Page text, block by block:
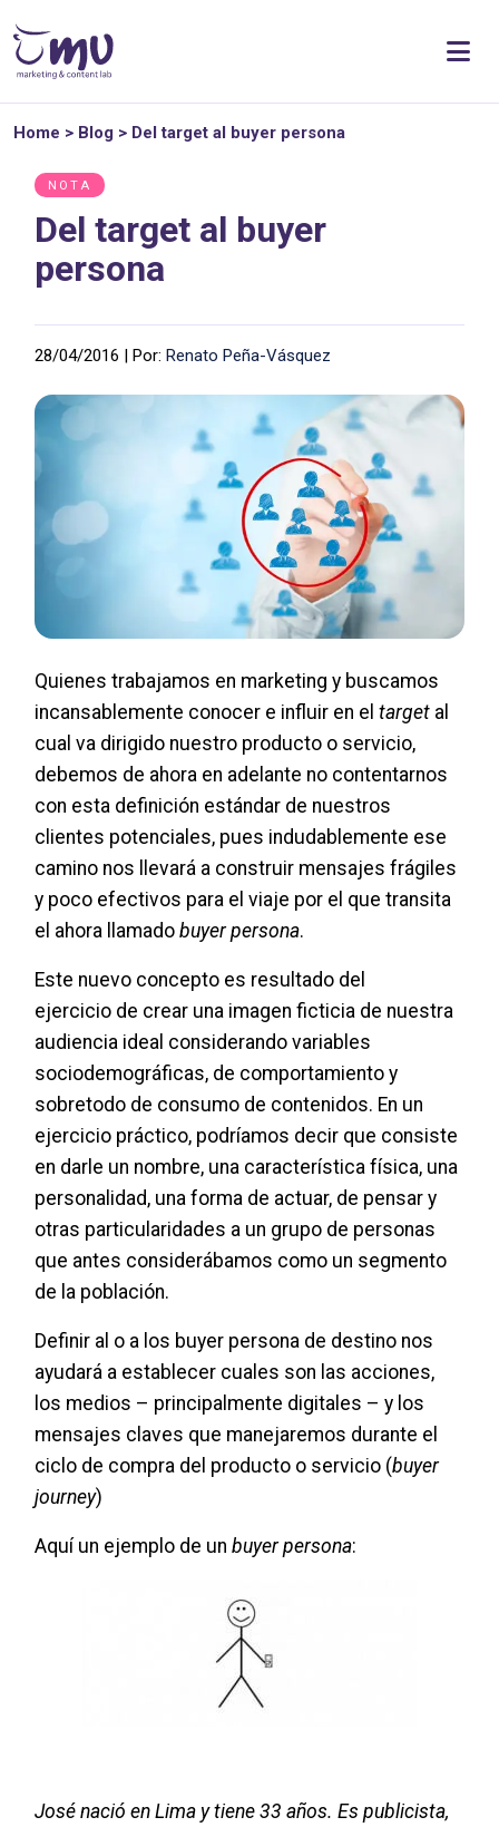
Home > Blog > Del target al buyer persona
NOTA
Del target al buyer
persona
28/04/2016 | Por: Renato Peña-Vásquez
Quienes trabajamos en marketing y buscamos
incansablemente conocer e influir en el targetal
cual va dirigido nuestro producto o servicio,
debemos de ahora en adelante no contentarnos
con esta definición estándar de nuestros
clientes potenciales, pues indudablemente ese
camino nos llevará a construir mensajes frágiles
y poco efectivos para el viaje por el que transita
el ahora llamado buyer persona.
Este nuevo concepto es resultado del
ejercicio de crear una imagen ficticia de nuestra
audiencia ideal considerando variables
sociodemográficas, de comportamiento y
sobretodo de consumo de contenidos. En un
ejercicio práctico, podríamos decir que consiste
en darle un nombre, una característica física, una
personalidad, una forma de actuar, de pensar y
otras particularidades a un grupo de personas
que antes considerábamos como un segmento
de la población.
Definir al o a los buyer persona de destino nos
ayudará a establecer cuales son las acciones,
los medios – principalmente digitales – y los
mensajes claves que manejaremos durante el
ciclo de compra del producto o servicio (buyer
journey)
Aquí un ejemplo de un buyer persona:
José nació en Lima y tiene 33 años. Es publicista,